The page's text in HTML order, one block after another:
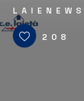
LAIENEWS
208